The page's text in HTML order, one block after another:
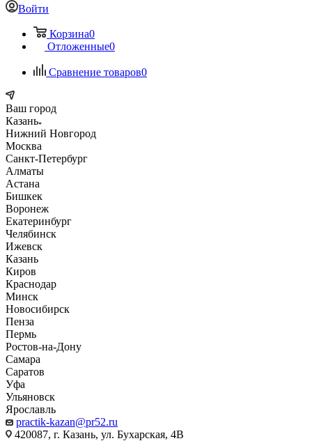
Войти
Корзина0
Отложенные0
Сравнение товаров0
Ваш город
Казань
Нижний Новгород
Москва
Санкт-Петербург
Алматы
Астана
Бишкек
Воронеж
Екатеринбург
Челябинск
Ижевск
Казань
Киров
Краснодар
Минск
Новосибирск
Пенза
Пермь
Ростов-на-Дону
Самара
Саратов
Уфа
Ульяновск
Ярославль
practik-kazan@pr52.ru
420087, г. Казань, ул. Бухарская, 4В